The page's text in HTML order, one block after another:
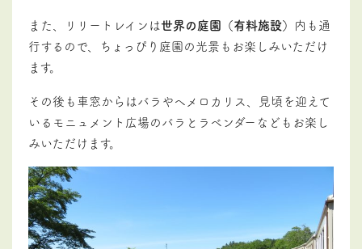
また、リリートレインは世界の庭園（有料施設） 内も通
行するので、ちょっぴり庭園の光景もお楽しみいただけ
ます。
その後も車窓からはバラやヘメロカリス、見頃を迎えて
いるモニュメント広場のバラとラベンダーなどもお楽し
みいただけます。